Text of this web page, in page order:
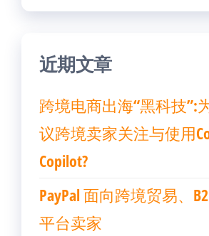
近期文章
跨境电商出海“黑科技”:
议跨境卖家关注与使用
Copilot?
PayPal 面向跨境贸易、
平台卖家